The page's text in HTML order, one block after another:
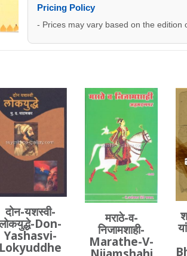
Pricing Policy
- Prices may vary based on the edition
दोन-यशस्वी-
Don-
Yashasvi-
Lokyuddhe
मराठे-व-
निजामशाही-
Marathe-V-